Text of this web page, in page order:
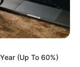
(Up To 60%)